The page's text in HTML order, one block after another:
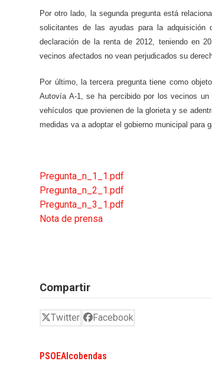
Por otro lado, la segunda pregunta está
solicitantes de las ayudas para la
declaración de la renta de 2012, teniendo en
vecinos afectados no vean perjudicados su
Por último, la tercera pregunta tiene como
Autovía A-1, se ha percibido por los vecinos
vehículos que provienen de la glorieta y se
medidas va a adoptar el gobierno municipal para
Pregunta_n_1_1.pdf
Pregunta_n_2_1.pdf
Pregunta_n_3_1.pdf
Nota de prensa
Compartir
Twitter Facebook
PSOEAlcobendas